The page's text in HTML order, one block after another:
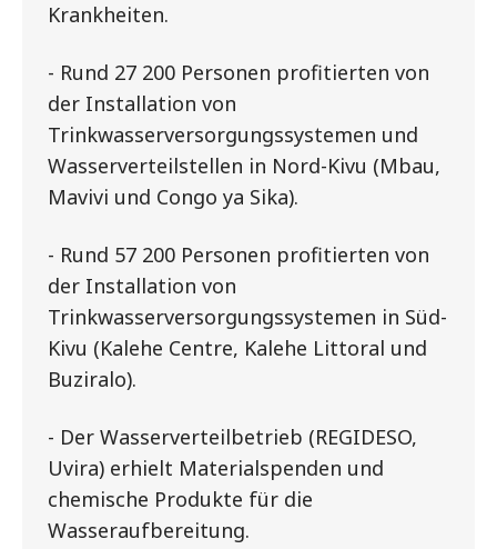
Krankheiten.
- Rund 27 200 Personen profitierten von
der Installation von
Trinkwasserversorgungssystemen und
Wasserverteilstellen in Nord-Kivu (Mbau,
Mavivi und Congo ya Sika).
- Rund 57 200 Personen profitierten von
der Installation von
Trinkwasserversorgungssystemen in Süd-
Kivu (Kalehe Centre, Kalehe Littoral und
Buziralo).
- Der Wasserverteilbetrieb (REGIDESO,
Uvira) erhielt Materialspenden und
chemische Produkte für die
Wasseraufbereitung.